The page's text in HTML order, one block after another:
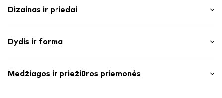
Dizainas ir priedai
V formos iškirptė
Apvyniojamas
Su juostele / virvele
Dydis ir forma
Ilgis: 7/8 ilgio
Pritaikomumas: Įprastas prigludimas
Medžiagos ir priežiūros priemonės